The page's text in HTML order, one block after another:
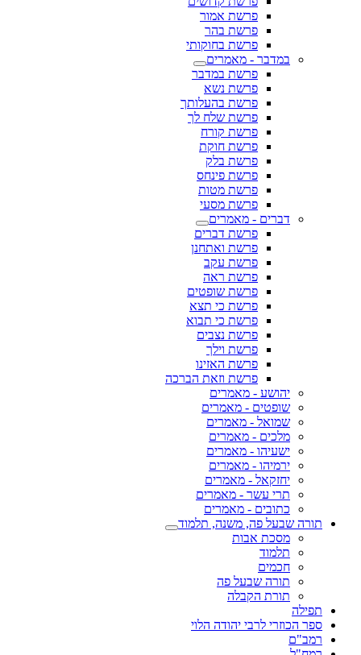
פרשת אמור
פרשת בהר
פרשת בחוקותי
במדבר - מאמרים
פרשת במדבר
פרשת נשא
פרשת בהעלותך
פרשת שלח לך
פרשת קורח
פרשת חוקת
פרשת בלק
פרשת פינחס
פרשת מטות
פרשת מסעי
דברים - מאמרים
פרשת דברים
פרשת ואתחנן
פרשת עקב
פרשת ראה
פרשת שופטים
פרשת כי תצא
פרשת כי תבוא
פרשת נצבים
פרשת וילך
פרשת האזינו
פרשת וזאת הברכה
יהושע - מאמרים
שופטים - מאמרים
שמואל - מאמרים
מלכים - מאמרים
ישעיהו - מאמרים
ירמיהו - מאמרים
יחזקאל - מאמרים
תרי עשר - מאמרים
כתובים - מאמרים
תורה שבעל פה, משנה, תלמוד
מסכת אבות
תלמוד
חכמים
תורה שבעל פה
תורת הקבלה
תפילה
ספר הכוזרי לרבי יהודה הלוי
רמב"ם